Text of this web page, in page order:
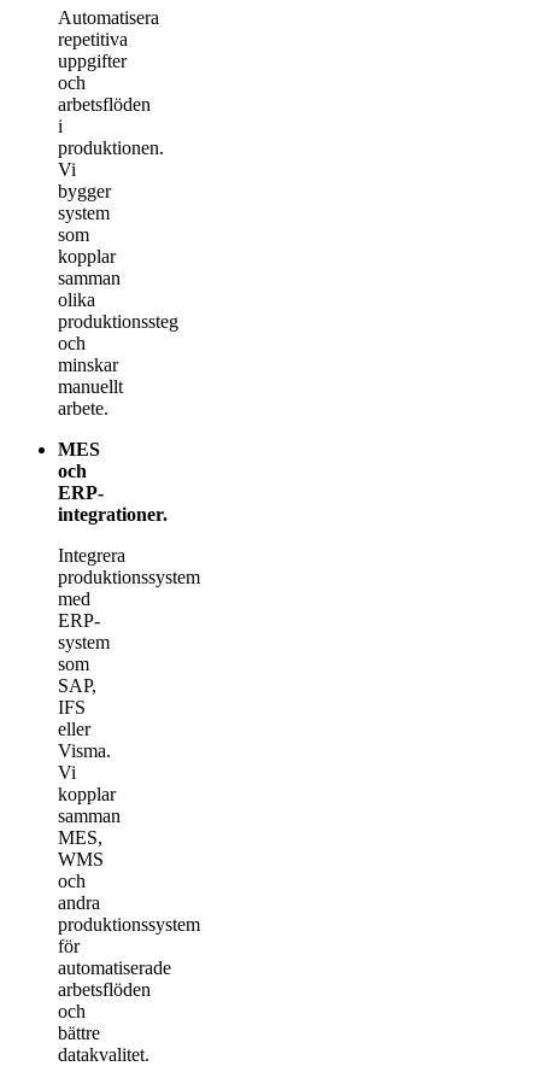
Automatisera
repetitiva
uppgifter
och
arbetsflöden
i
produktionen.
Vi
bygger
system
som
kopplar
samman
olika
produktionssteg
och
minskar
manuellt
arbete.
MES
och
ERP-
integrationer.
Integrera
produktionssystem
med
ERP-
system
som
SAP,
IFS
eller
Visma.
Vi
kopplar
samman
MES,
WMS
och
andra
produktionssystem
för
automatiserade
arbetsflöden
och
bättre
datakvalitet.